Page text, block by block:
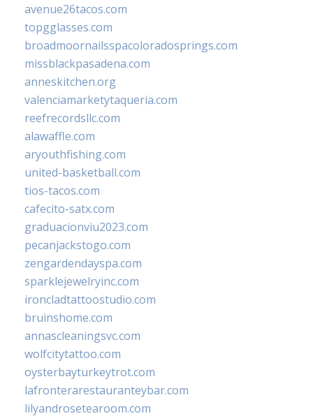
avenue26tacos.com
topgglasses.com
broadmoornailsspacoloradosprings.com
missblackpasadena.com
anneskitchen.org
valenciamarketytaqueria.com
reefrecordsllc.com
alawaffle.com
aryouthfishing.com
united-basketball.com
tios-tacos.com
cafecito-satx.com
graduacionviu2023.com
pecanjackstogo.com
zengardendayspa.com
sparklejewelryinc.com
ironcladtattoostudio.com
bruinshome.com
annascleaningsvc.com
wolfcitytattoo.com
oysterbayturkeytrot.com
lafronterarestauranteybar.com
lilyandrosetearoom.com